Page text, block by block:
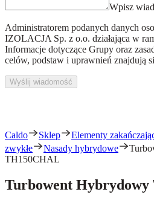
Wpisz
Administratorem podanych danych
IZOLACJA Sp. z o.o. działająca w
Informacje dotyczące Grupy oraz
celów, podstaw i uprawnień znajdują
Wyślij wiadomość
Caldo Sklep Elementy
zwykłe
Nasady hybrydowe
TH150CHAL
Turbowent